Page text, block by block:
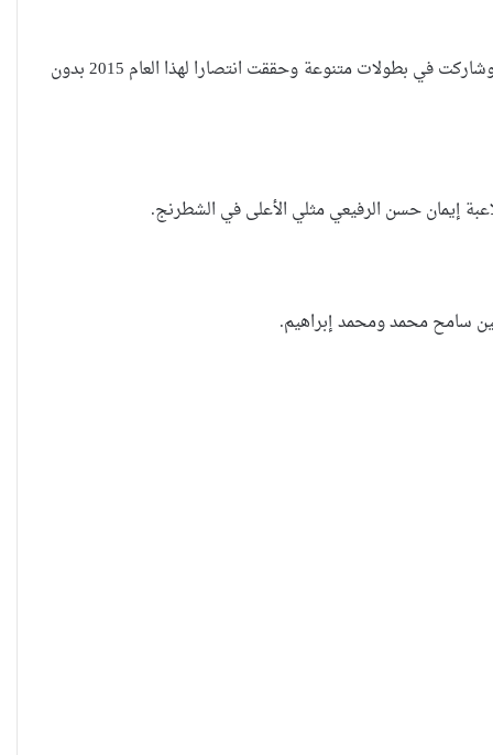
لعبة الشطرنج هي عشقي فانا احبها جدا وكنت اشاهد افراد عائلتي وهم يلعبونها فتدربت وشاركت في بطولات متنوعة وحققت انتصارا لهذا العام 2015 بدون
إيمان حسن الرفيعي مثلي الأعلى في الشطرنج.
سامح محمد ومحمد إبراهيم.